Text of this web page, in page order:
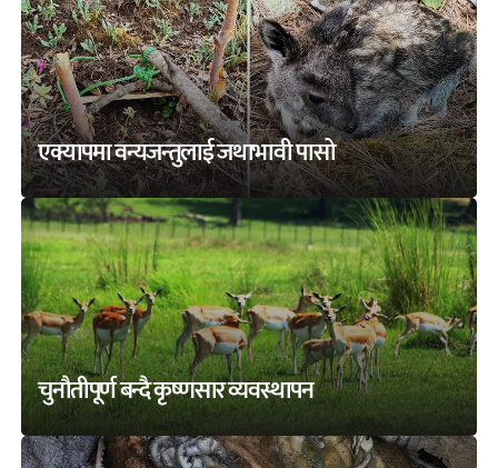
एक्यापमा वन्यजन्तुलाई जथाभावी पासो
चुनौतीपूर्ण बन्दै कृष्णसार व्यवस्थापन